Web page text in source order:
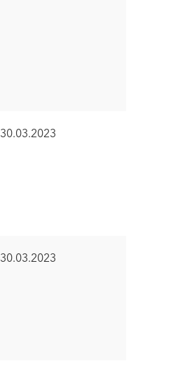
30.03.2023
30.03.2023